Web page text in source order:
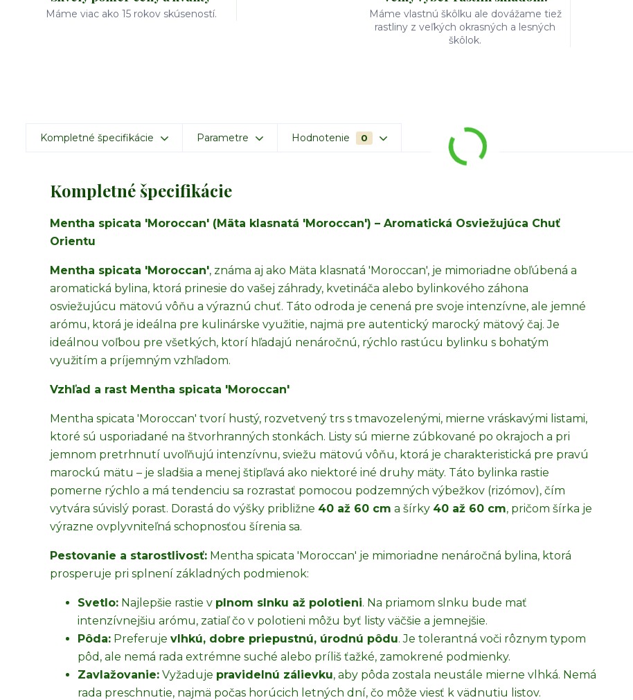
Máme viac ako 15 rokov skúseností.
Máme vlastnú škôlku ale dovážame tiež
rastliny z veľkých okrasných a lesných
škôlok.
Kompletné špecifikácie Parametre Hodnotenie 0
Kompletné špecifikácie
Mentha spicata 'Moroccan' (Mäta klasnatá 'Moroccan') – Aromatická Osviežujúca Chuť
Orientu
Mentha spicata 'Moroccan', známa aj ako Mäta klasnatá 'Moroccan', je mimoriadne obľúbená a
aromatická bylina, ktorá prinesie do vašej záhrady, kvetináča alebo bylinkového záhona
osviežujúcu mätovú vôňu a výraznú chuť. Táto odroda je cenená pre svoje intenzívne, ale jemné
arómu, ktorá je ideálna pre kulinárske využitie, najmä pre autentický marocký mätový čaj. Je
ideálnou voľbou pre všetkých, ktorí hľadajú nenáročnú, rýchlo rastúcu bylinku s bohatým
využitím a príjemným vzhľadom.
Vzhľad a rast Mentha spicata 'Moroccan'
Mentha spicata 'Moroccan' tvorí hustý, rozvetvený trs s tmavozelenými, mierne vráskavými listami,
ktoré sú usporiadané na štvorhranných stonkách. Listy sú mierne zúbkované po okrajoch a pri
jemnom pretrhnutí uvoľňujú intenzívnu, sviežu mätovú vôňu, ktorá je charakteristická pre pravú
marockú mätu – je sladšia a menej štipľavá ako niektoré iné druhy mäty. Táto bylinka rastie
pomerne rýchlo a má tendenciu sa rozrastať pomocou podzemných výbežkov (rizómov), čím
vytvára súvislý porast. Dorastá do výšky približne 40 až 60 cm a šírky 40 až 60 cm, pričom šírka je
výrazne ovplyvniteľná schopnosťou šírenia sa.
Pestovanie a starostlivosť: Mentha spicata 'Moroccan' je mimoriadne nenáročná bylina, ktorá
prosperuje pri splnení základných podmienok:
Svetlo: Najlepšie rastie v plnom slnku až polotieni. Na priamom slnku bude mať
intenzívnejšiu arómu, zatiaľ čo v polotieni môžu byť listy väčšie a jemnejšie.
Pôda: Preferuje vlhkú, dobre priepustnú, úrodnú pôdu. Je tolerantná voči rôznym typom
pôd, ale nemá rada extrémne suché alebo príliš ťažké, zamokrené podmienky.
Zavlažovanie: Vyžaduje pravidelnú zálievku, aby pôda zostala neustále mierne vlhká. Nemá
rada preschnutie, najmä počas horúcich letných dní, čo môže viesť k vädnutiu listov.